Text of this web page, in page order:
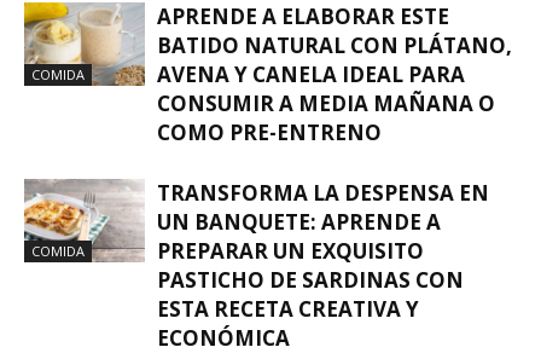
COMIDA
APRENDE A ELABORAR ESTE
BATIDO NATURAL CON PLÁTANO,
AVENA Y CANELA IDEAL PARA
CONSUMIR A MEDIA MAÑANA O
COMO PRE-ENTRENO
COMIDA
TRANSFORMA LA DESPENSA EN
UN BANQUETE: APRENDE A
PREPARAR UN EXQUISITO
PASTICHO DE SARDINAS CON
ESTA RECETA CREATIVA Y
ECONÓMICA